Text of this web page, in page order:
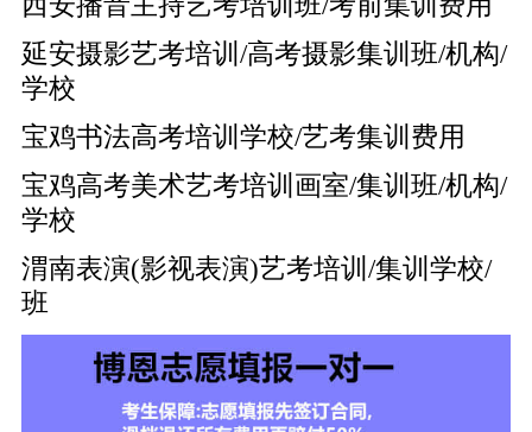
延安摄影艺考培训/高考摄影集训班/机构/
学校
宝鸡书法高考培训学校/艺考集训费用
宝鸡高考美术艺考培训画室/集训班/机构/
学校
渭南表演(影视表演)艺考培训/集训学校/
班